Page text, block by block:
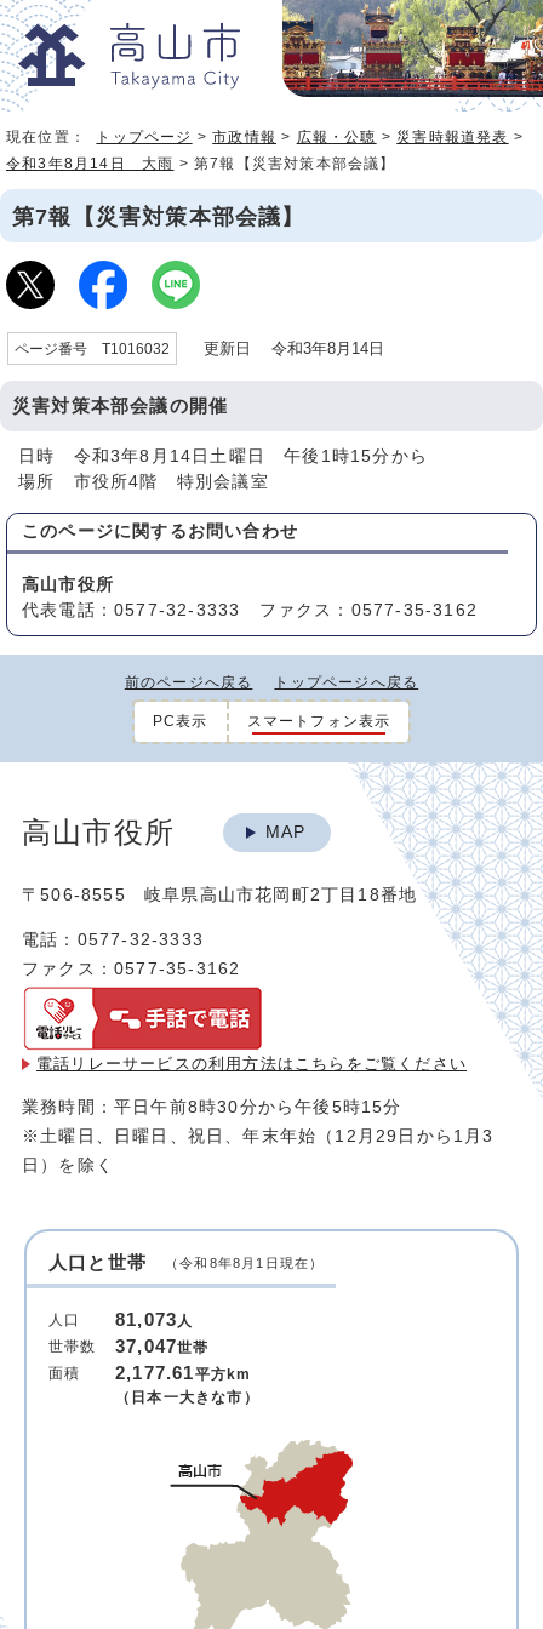
現在位置： トップページ >市政情報 > 広報・公聴 > 災害時報道発表 >
令和3年8月14日 大雨 > 第7報【災害対策本部会議】
第7報【災害対策本部会議】
ページ番号 T1016032 更新日 令和3年8月14日
災害対策本部会議の開催
日時 令和3年8月14日土曜日 午後1時15分から
場所 市役所4階 特別会議室
このページに関する お問い合わせ
高山市役所
代表電話：0577-32-3333 ファクス：0577-35-3162
前のページへ戻る トップページへ戻る
PC表示 スマートフォン表示
高山市役所 MAP
〒506-8555 岐阜県高山市花岡町2丁目18番地
電話：0577-32-3333
ファクス：0577-35-3162
電話リレーサービスの利用方法は こちらをご覧ください
業務時間：平日午前8時30分から午後5時15分
※土曜日、日曜日、祝日、年末年始（12月29日から1月3
日）を除く
人口と世帯 （令和8年8月1日現在）
人口 81,073人
世帯数
37,047世帯
面積
2,177.61平方km
（日本一大きな市）